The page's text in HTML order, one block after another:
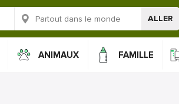
ALLER
ANIMAUX FAMILLE